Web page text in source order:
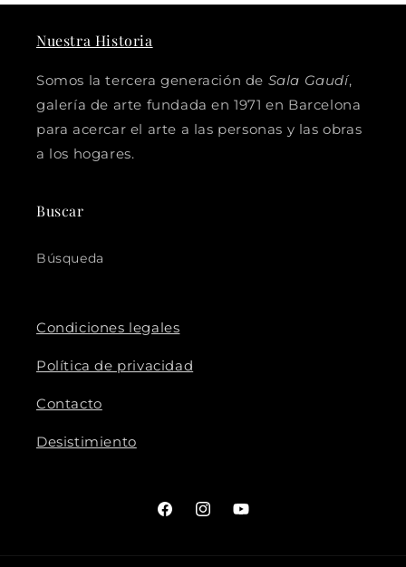
Nuestra Historia
Somos la tercera generación de Sala Gaudí,
galería de arte fundada en 1971 en Barcelona
para acercar el arte a las personas y las obras
a los hogares.
Buscar
Búsqueda
Condiciones legales
Política de privacidad
Contacto
Desistimiento
FacebookInstagramYouTube